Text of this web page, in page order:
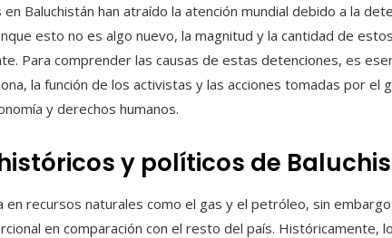
Baluchistán han atraído la atención mundial debido a la
esto no es algo nuevo, la magnitud y la cantidad de
Para comprender las causas de estas detenciones, es
la función de los activistas y las acciones tomadas por el
y derechos humanos.
y políticos de
en recursos naturales como el gas y el petróleo, sin
en comparación con el resto del país. Históricamente,